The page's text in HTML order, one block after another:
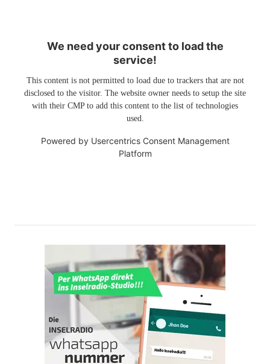
We need your consent to load the
service!
This content is not permitted to load due to trackers that are not
disclosed to the visitor. The website owner needs to setup the site
with their CMP to add this content to the list of technologies
used.
Powered by Usercentrics Consent Management
Platform